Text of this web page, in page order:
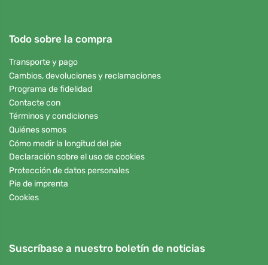
Todo sobre la compra
Transporte y pago
Cambios, devoluciones y reclamaciones
Programa de fidelidad
Contacte con
Términos y condiciones
Quiénes somos
Cómo medir la longitud del pie
Declaración sobre el uso de cookies
Protección de datos personales
Pie de imprenta
Cookies
Suscríbase a nuestro boletín de noticias